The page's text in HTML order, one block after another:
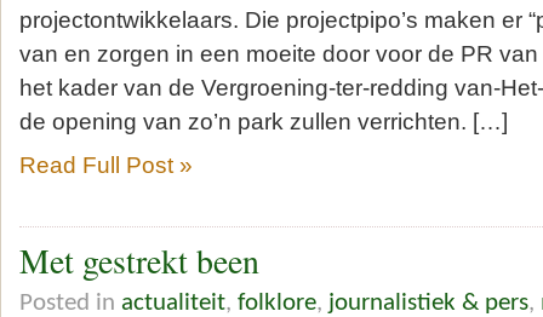
projectontwikkelaars. Die projectpipo’s maken er
van en zorgen in een moeite door voor de PR
het kader van de Vergroening-ter-redding van-
de opening van zo’n park zullen verrichten. […]
Read Full Post »
Met gestrekt been
Posted in actualiteit, folklore, journalistiek & pers,